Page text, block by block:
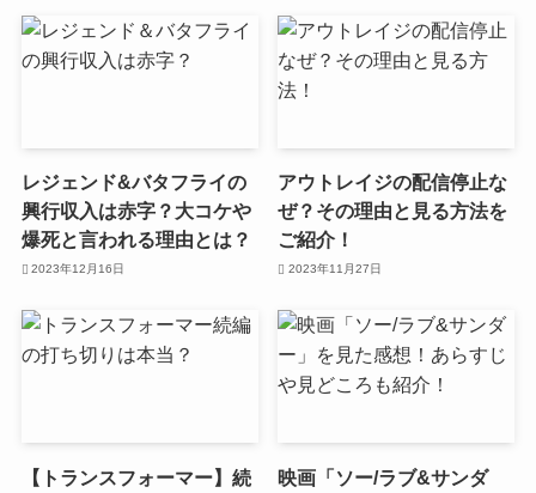
レジェンド&バタフライの
興行収入は赤字？大コケや
爆死と言われる理由とは？
2023年12月16日
アウトレイジの配信停止な
ぜ？その理由と見る方法を
ご紹介！
2023年11月27日
【トランスフォーマー】続
映画「ソー/ラブ&サンダ